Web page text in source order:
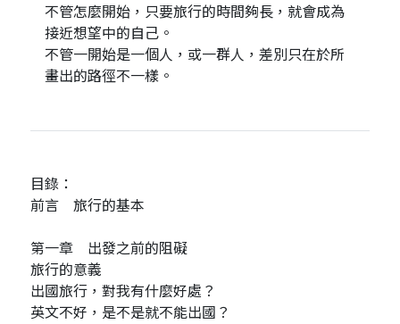
不管怎麼開始，只要旅行的時間夠長，就會成為
接近想望中的自己。
不管一開始是一個人，或一群人，差別只在於所
畫出的路徑不一樣。
目錄：
前言 旅行的基本
第一章 出發之前的阻礙
旅行的意義
出國旅行，對我有什麼好處？
英文不好，是不是就不能出國？